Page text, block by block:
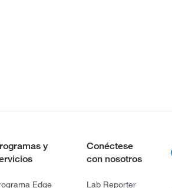
y
Edge
Conéctese
con nosotros
Lab Reporter